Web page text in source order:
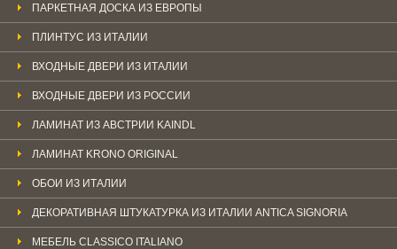
ПАРКЕТНАЯ ДОСКА ИЗ ЕВРОПЫ
ПЛИНТУС ИЗ ИТАЛИИ
ВХОДНЫЕ ДВЕРИ ИЗ ИТАЛИИ
ВХОДНЫЕ ДВЕРИ ИЗ РОССИИ
ЛАМИНАТ ИЗ АВСТРИИ KAINDL
ЛАМИНАТ KRONO ORIGINAL
ОБОИ ИЗ ИТАЛИИ
ДЕКОРАТИВНАЯ ШТУКАТУРКА ИЗ ИТАЛИИ ANTICA SIGNORIA
МЕБЕЛЬ CLASSICO ITALIANO